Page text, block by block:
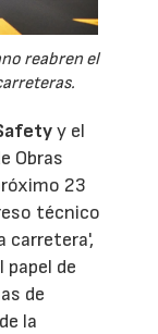
reabren el
y el
Obras
23
técnico
carretera',
papel de
de
la